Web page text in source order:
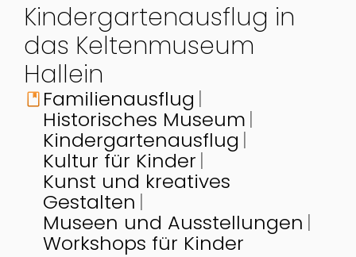
Kindergartenausflug in
das Keltenmuseum
Hallein
book Familienausflug
Historisches Museum
Kindergartenausflug
Kultur für Kinder
Kunst und kreatives
Gestalten
Museen und Ausstellungen
Workshops für Kinder